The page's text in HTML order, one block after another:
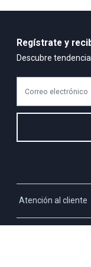
Atención al cliente
Regístrate y
Descubre
Correo electrónico